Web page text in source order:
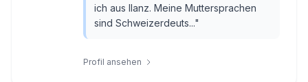
ich aus Ilanz. Meine Muttersprachen
sind Schweizerdeuts..."
Profil ansehen